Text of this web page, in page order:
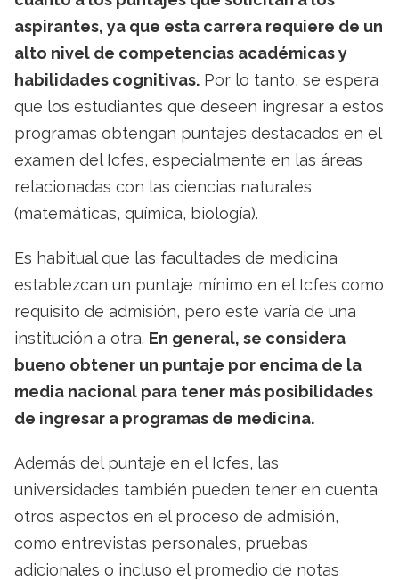
aspirantes, ya que esta carrera requiere de un
alto nivel de competencias académicas y
habilidades cognitivas. Por lo tanto, se espera
que los estudiantes que deseen ingresar a estos
programas obtengan puntajes destacados en el
examen del Icfes, especialmente en las áreas
relacionadas con las ciencias naturales
(matemáticas, química, biología).
Es habitual que las facultades de medicina
establezcan un puntaje mínimo en el Icfes como
requisito de admisión, pero este varía de una
institución a otra. En general, se considera
bueno obtener un puntaje por encima de la
media nacional para tener más posibilidades
de ingresar a programas de medicina.
Además del puntaje en el Icfes, las
universidades también pueden tener en cuenta
otros aspectos en el proceso de admisión,
como entrevistas personales, pruebas
adicionales o incluso el promedio de notas